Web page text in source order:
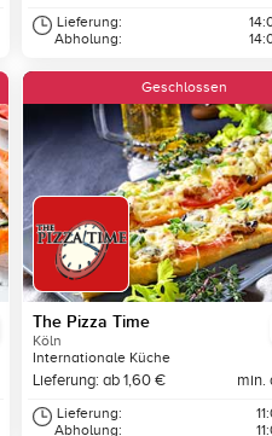
Lieferung:
Abholung:
Geschlossen
The Pizza Time
Köln
Internationale Küche
Lieferung: ab 1,60 € min.
Lieferung:
Abholung: